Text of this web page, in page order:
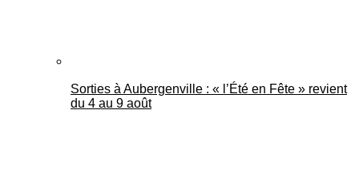
Sorties à Aubergenville : « l’Été en Fête » revient
du 4 au 9 août